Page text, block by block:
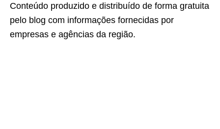
Conteúdo produzido e distribuído de forma gratuita
pelo blog com informações fornecidas por
empresas e agências da região.